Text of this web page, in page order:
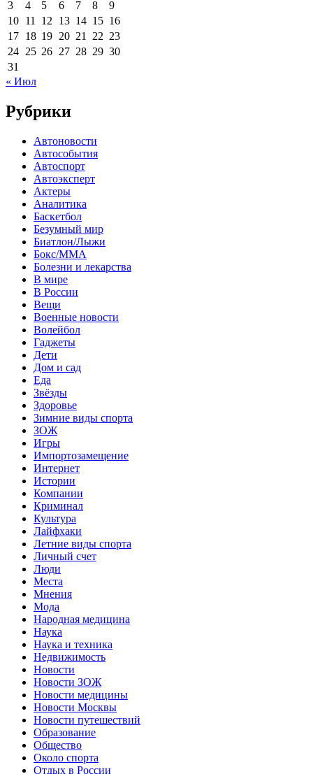
3 4 5 6 7 8
9
10 11 12 13 14 15 16
17 18 19 20 21 22 23
24 25 26 27 28 29 30
31
« Июл
Рубрики
Автоновости
Автособытия
Автоспорт
Автоэксперт
Актеры
Аналитика
Баскетбол
Безумный мир
Биатлон/Лыжи
Бокс/MMA
Болезни и лекарства
В мире
В России
Вещи
Военные новости
Волейбол
Гаджеты
Дети
Дом и сад
Еда
Звёзды
Здоровье
Зимние виды спорта
ЗОЖ
Игры
Импортозамещение
Интернет
Истории
Компании
Криминал
Культура
Лайфхаки
Летние виды спорта
Личный счет
Люди
Места
Мнения
Мода
Народная медицина
Наука
Наука и техника
Недвижимость
Новости
Новости ЗОЖ
Новости медицины
Новости Москвы
Новости путешествий
Образование
Общество
Около спорта
Отдых в России